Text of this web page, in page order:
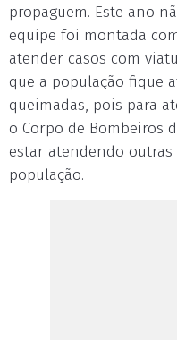
propaguem. Este ano
equipe foi montada
atender casos com
que a população fique
queimadas, pois para
o Corpo de Bombeiros
estar atendendo
população.